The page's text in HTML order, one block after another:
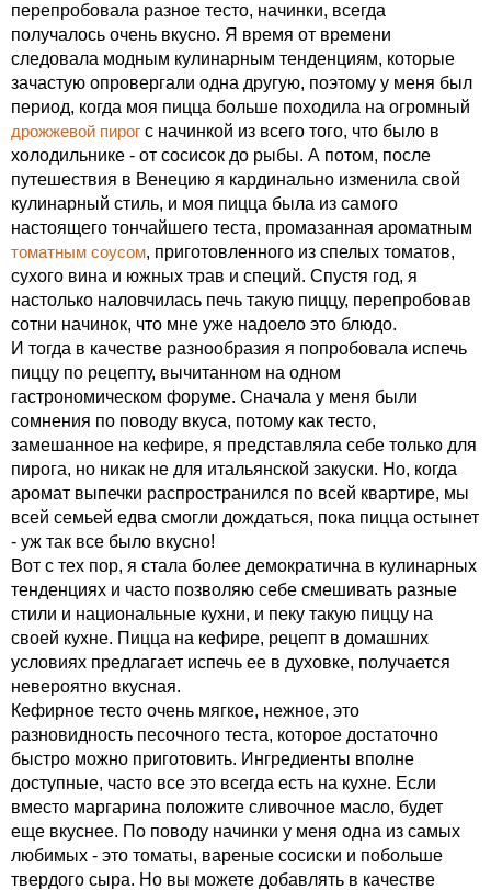
перепробовала разное тесто, начинки, всегда
получалось очень вкусно. Я время от времени
следовала модным кулинарным тенденциям, которые
зачастую опровергали одна другую, поэтому у меня был
период, когда моя пицца больше походила на огромный
дрожжевой пирог с начинкой из всего того, что было в
холодильнике - от сосисок до рыбы. А потом, после
путешествия в Венецию я кардинально изменила свой
кулинарный стиль, и моя пицца была из самого
настоящего тончайшего теста, промазанная ароматным
томатным соусом, приготовленного из спелых томатов,
сухого вина и южных трав и специй. Спустя год, я
настолько наловчилась печь такую пиццу, перепробовав
сотни начинок, что мне уже надоело это блюдо.
И тогда в качестве разнообразия я попробовала испечь
пиццу по рецепту, вычитанном на одном
гастрономическом форуме. Сначала у меня были
сомнения по поводу вкуса, потому как тесто,
замешанное на кефире, я представляла себе только для
пирога, но никак не для итальянской закуски. Но, когда
аромат выпечки распространился по всей квартире, мы
всей семьей едва смогли дождаться, пока пицца остынет
- уж так все было вкусно!
Вот с тех пор, я стала более демократична в кулинарных
тенденциях и часто позволяю себе смешивать разные
стили и национальные кухни, и пеку такую пиццу на
своей кухне. Пицца на кефире, рецепт в домашних
условиях предлагает испечь ее в духовке, получается
невероятно вкусная.
Кефирное тесто очень мягкое, нежное, это
разновидность песочного теста, которое достаточно
быстро можно приготовить. Ингредиенты вполне
доступные, часто все это всегда есть на кухне. Если
вместо маргарина положите сливочное масло, будет
еще вкуснее. По поводу начинки у меня одна из самых
любимых - это томаты, вареные сосиски и побольше
твердого сыра. Но вы можете добавлять в качестве